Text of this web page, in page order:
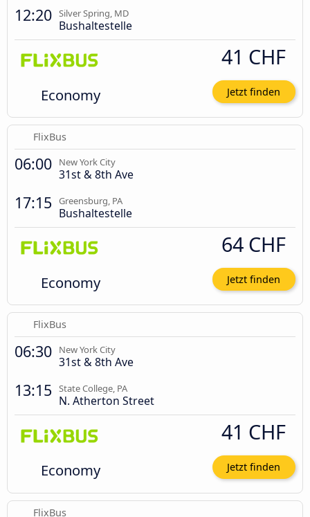
12:20 Silver Spring, MD
Bushaltestelle
Economy
41 CHF
Jetzt finden
FlixBus
06:00 New York City
31st & 8th Ave
17:15 Greensburg, PA
Bushaltestelle
Economy
64 CHF
Jetzt finden
FlixBus
06:30 New York City
31st & 8th Ave
13:15 State College, PA
N. Atherton Street
Economy
41 CHF
Jetzt finden
FlixBus